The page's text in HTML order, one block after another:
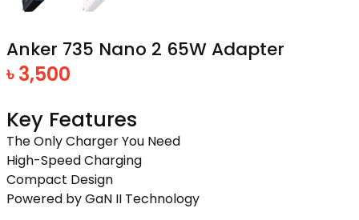
Anker 735 Nano 2 65W Adapter
৳ 3,500
Key Features
The Only Charger You Need
High-Speed Charging
Compact Design
Powered by GaN II Technology